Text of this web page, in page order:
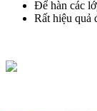
Để hàn các
Rất hiệu quả